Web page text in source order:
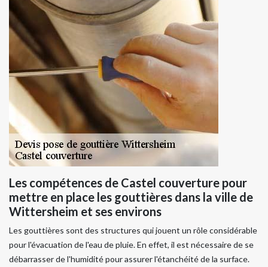
Les compétences de Castel couverture pour
mettre en place les gouttières dans la ville de
Wittersheim et ses environs
Les gouttières sont des structures qui jouent un rôle considérable
pour l'évacuation de l'eau de pluie. En effet, il est nécessaire de se
débarrasser de l'humidité pour assurer l'étanchéité de la surface.